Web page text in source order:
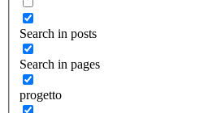
Search in posts
Search in pages
progetto